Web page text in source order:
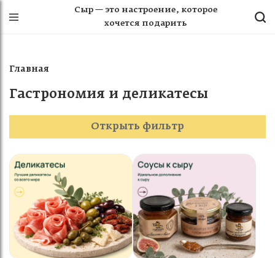
Сыр — это настроение, которое
хочется подарить
Главная
Гастрономия и деликатесы
Открыть фильтр